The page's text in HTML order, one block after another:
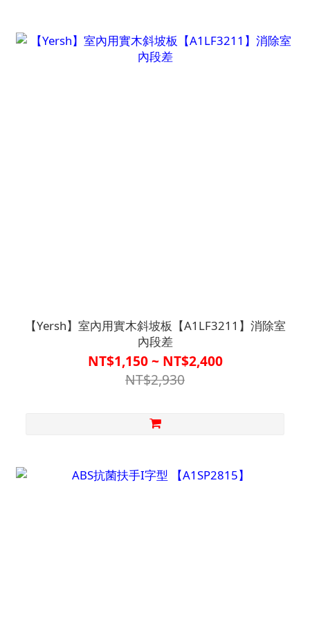
【Yersh】室內用實木斜坡板【A1LF3211】消除室
內段差
NT$1,150 ~ NT$2,400
NT$2,930